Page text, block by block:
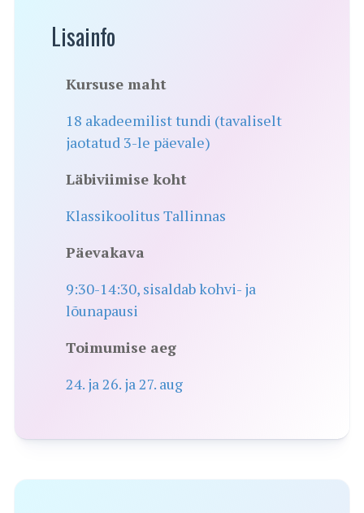
Lisainfo
Kursuse maht
18 akadeemilist tundi (tavaliselt
jaotatud 3-le päevale)
Läbiviimise koht
Klassikoolitus Tallinnas
Päevakava
9:30-14:30, sisaldab kohvi- ja
lõunapausi
Toimumise aeg
24. ja 26. ja 27. aug